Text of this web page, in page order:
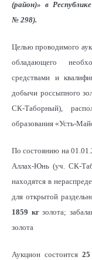
(район)» в
№ 298).
Целью проводимого
обладающего
средствами и
добычи россыпного
СК-Таборный),
образования «Усть-
По состоянию на
Аллах-Юнь (уч. СК-
находятся в
для открытой
1859 кгзолота;
золота
Аукцион состоится